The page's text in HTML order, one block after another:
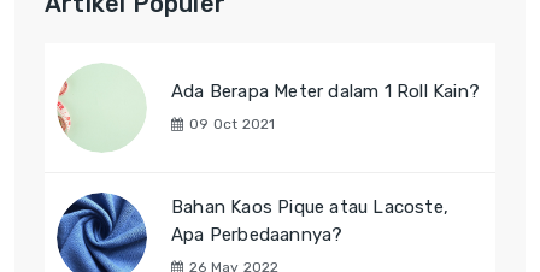
Ada Berapa Meter dalam 1 Roll Kain?
09 Oct 2021
Bahan Kaos Pique atau Lacoste,
Apa Perbedaannya?
26 May 2022